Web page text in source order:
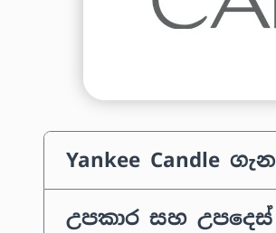
Yankee Candle ගැන
උපකාර සහ උපදෙස්